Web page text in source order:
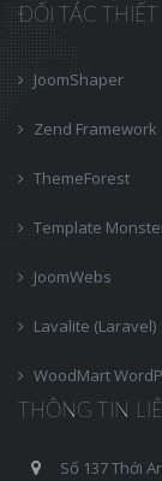
ĐỐI TÁC THIẾT
JoomShaper
Zend Framework
ThemeForest
Template
JoomWebs
Lavalite (Laravel)
WoodMart
THÔNG TIN
Số 137 Thới